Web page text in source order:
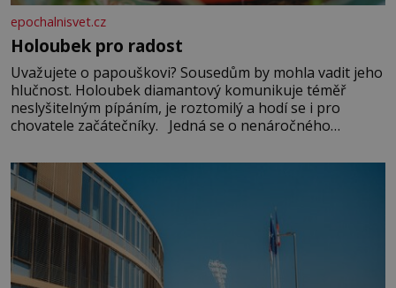
epochalnisvet.cz
Holoubek pro radost
Uvažujete o papouškovi? Sousedům by mohla vadit jeho
hlučnost. Holoubek diamantový komunikuje téměř
neslyšitelným pípáním, je roztomilý a hodí se i pro
chovatele začátečníky. Jedná se o nenáročného
času tráví na zemi, kde sbírá zbytky semínek Jeho
domovinou je prakticky celá Austrálie s výjimkou
pobřežní oblasti.